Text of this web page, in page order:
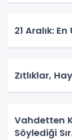
​21 Aralık:
Zıtlıklar,
Vahdetten
Söylediği